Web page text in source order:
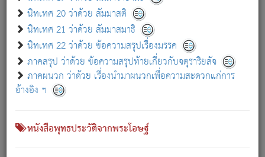
นิทเทศ 20 ว่าด้วย สัมมาสติ
นิทเทศ 21 ว่าด้วย สัมมาสมาธิ
นิทเทศ 22 ว่าด้วย ข้อความสรุปเรื่องมรรค
ภาคสรุป ว่าด้วย ข้อความสรุปท้ายเกี่ยวกับจตุราริยสัจ
ภาคผนวก ว่าด้วย เรื่องนำมาผนวกเพื่อความสะดวกแก่การ
อ้างอิง ฯ
หนังสือพุทธประวัติจากพระโอษฐ์